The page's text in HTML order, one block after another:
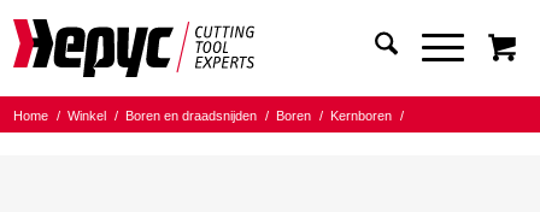
Home / Winkel / Boren en draadsnijden / Boren / Kernboren
/